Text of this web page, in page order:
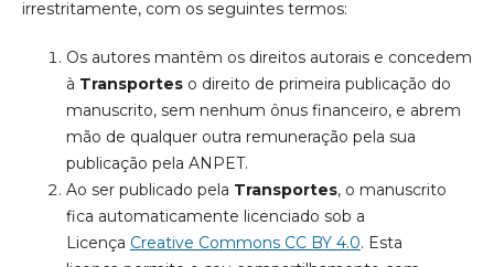
irrestritamente, com os seguintes termos:
Os autores mantêm os direitos autorais e concedem
à Transportes o direito de primeira publicação do
manuscrito, sem nenhum ônus financeiro, e abrem
mão de qualquer outra remuneração pela sua
publicação pela ANPET.
Ao ser publicado pela Transportes, o manuscrito
fica automaticamente licenciado sob a
Licença Creative Commons CC BY 4.0. Esta